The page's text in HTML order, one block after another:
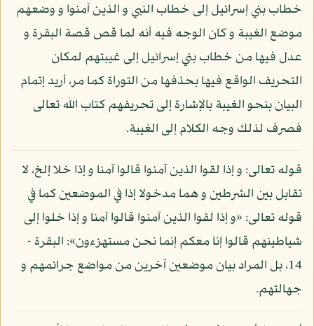
خطاب بني إسرائيل إلى خطاب النبي و الذين آمنوا و وضعهم
موضع الغيبة و كان الوجه فيه أنه لما قص قصة البقرة و
عدل فيها من خطاب بني إسرائيل إلى غيبتهم لمكان
التحريف الواقع فيها بحذفها من التوراة كما مر، أريد إتمام
البيان بنحو الغيبة بالإشارة إلى تحريفهم كتاب الله تعالى
فصرف لذلك وجه الكلام إلى الغيبة.
قوله تعالى: و إذا لقوا الذين آمنوا قالوا آمنا و إذا خلا إلخ، لا
تقابل بين الشرطين و هما مدخولا إذا في الموضعين كما في
قوله تعالى: «و إذا لقوا الذين آمنوا قالوا آمنا و إذا خلوا إلى
شياطينهم قالوا إنا معكم إنما نحن مستهزءون»: البقرة -
14، بل المراد بيان موضعين آخرين من مواضع جرائمهم و
جهالتهم.